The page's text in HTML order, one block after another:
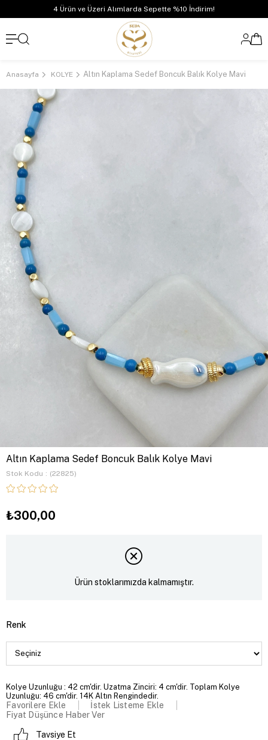
4 Ürün ve Üzeri Alımlarda Sepette %10 İndirim!
Anasayfa KOLYE Altın Kaplama Sedef Boncuk Balık Kolye Mavi
Altın Kaplama Sedef Boncuk Balık Kolye Mavi
Stok Kodu (22825)
₺300,00
Ürün stoklarımızda kalmamıştır.
Renk
Kolye Uzunluğu : 42 cm'dir. Uzatma Zinciri: 4 cm'dir. Toplam Kolye
Uzunluğu: 46 cm'dir. 14K Altın Rengindedir.
Favorilere Ekle
İstek Listeme Ekle
Fiyat Düşünce Haber Ver
Tavsiye Et